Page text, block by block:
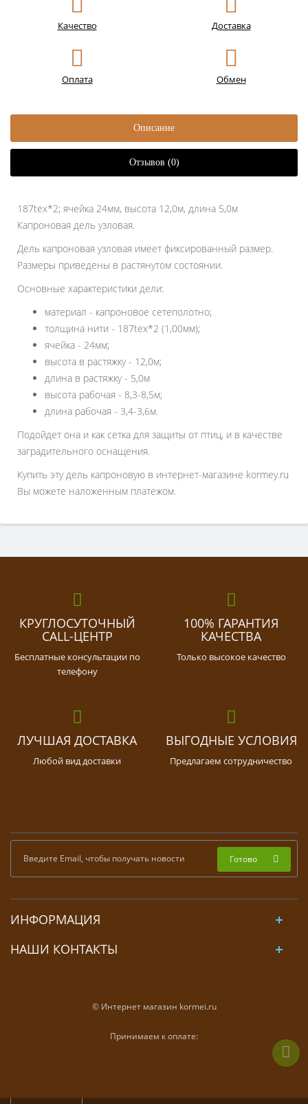
Качество Доставка
Оплата Обмен
Описание
Отзывов (0)
187tex*2; ячейка 24мм, высота 12,0м, длина 5,0м
Капроновая дель узловая.
Дель капроновая узловая имеет фиксированный размер.
Размеры приведены в растянутом состоянии.
Основные характеристики дели:
материал - капроновое сетеполотно;
толщина нити - 187tex*2 (1,00мм);
ячейка - 24мм;
высота в растяжку - 12,0м;
длина в растяжку - 5,0м
высота рабочая - 8,3-8,5м;
длина рабочая - 3,4-3,6м.
Подойдет она и как сетка для защиты от птиц, и в качестве
заградительного оснащения.
Купить эту дель капроновую в интернет-магазине kormey.ru
Вы можете наложенным платежом.
КРУГЛОСУТОЧНЫЙ
CALL-ЦЕНТР
Бесплатные консультации по
телефону
100% ГАРАНТИЯ
КАЧЕСТВА
Только высокое качество
ЛУЧШАЯ ДОСТАВКА
Любой вид доставки
ВЫГОДНЫЕ УСЛОВИЯ
Предлагаем сотрудничество
Готово
ИНФОРМАЦИЯ
НАШИ КОНТАКТЫ
© Интернет магазин kormei.ru
Принимаем к оплате: